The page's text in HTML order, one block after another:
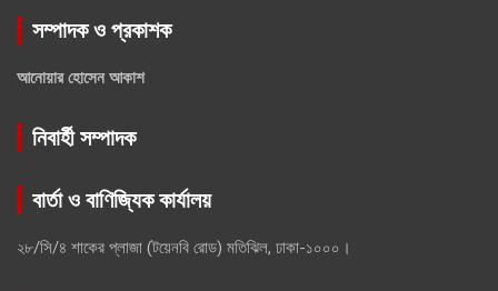
সম্পাদক ও প্রকাশক
আনোয়ার হোসেন আকাশ
নিবার্হী সম্পাদক
বার্তা ও বাণিজ্যিক কার্যালয়
২৮/সি/৪ শাকের প্লাজা (টয়েনবি রোড) মতিঝিল, ঢাকা-১০০০।